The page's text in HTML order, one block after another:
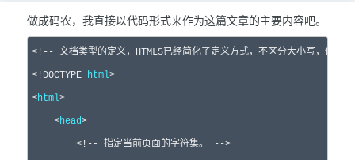
做成码农，我直接以代码形式来作为这篇文章的主要内容吧。
<!-- 文档类型的定义，HTML5已经简化了定义方式，不区分大小写，使用
<! DOCTYPE html>
<html>
<head>
<!-- 指定当前页面的字符集。 -->